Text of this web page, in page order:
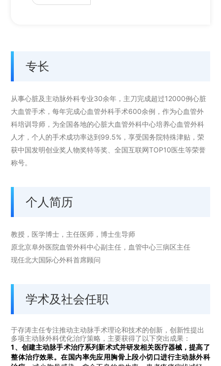
专长
从事心脏及主动脉外科专业30余年，主刀完成超过12000例心脏
大血管手术，每年完成心血管外科手术600余例，作为心血管外
科培训导师，为全国各地的心脏大血管外科中心培养心血管外科
人才，个人的手术成功率达到99.5% ，享受国务院特殊津贴，荣
获中国发明创业奖人物奖特等奖、全国互联网TOP10医生等荣誉
称号。
个人简历
教授 ，医学博士，主任医师，博士生导师
原北京阜外医院血管外科中心副主任，血管中心三病区主任
现任北大国际心外科首席顾问
学术及社会任职
于存涛主任专注推动主动脉手术理论和技术的创新，创新性提出
多项主动脉外科优化治疗策略，主要获得了以下突出成果：
1、 创建主动脉手术治疗系列新术式并研发相关医疗器械，提高了
整体治疗效果。在国内率先应用胸骨上段小切口进行主动脉外科